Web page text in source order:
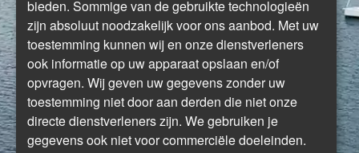
bieden. Sommige van de gebruikte technologieën
zijn absoluut noodzakelijk voor ons aanbod. Met uw
toestemming kunnen wij en onze dienstverleners
ook informatie op uw apparaat opslaan en/of
opvragen. Wij geven uw gegevens zonder uw
toestemming niet door aan derden die niet onze
directe dienstverleners zijn. We gebruiken je
gegevens ook niet voor commerciële doeleinden.